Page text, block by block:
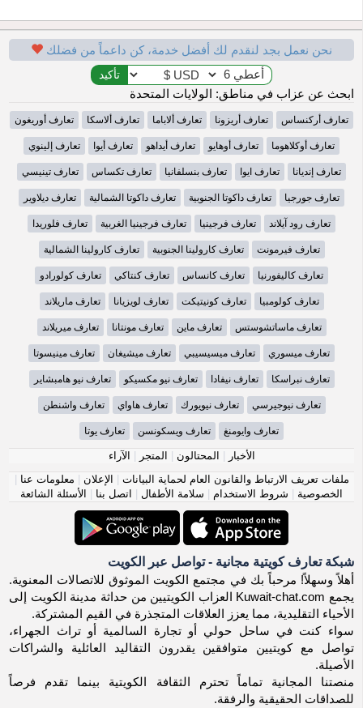
نحن نعمل بجد لنقدم لك أفضل خدمة، كن داعماً من فضلك
ابحث عن عزاب في مناطق: الولايات المتحدة
تعارف أركنساس تعارف أريزونا تعارف ألاباما تعارف ألاسكا تعارف أوريغون
تعارف أوكلاهوما تعارف أوهايو تعارف أيداهو تعارف أيوا تعارف إلينوي
تعارف إنديانا تعارف ايوا تعارف بنسلفانيا تعارف تكساس تعارف تينيسي
تعارف جورجيا تعارف داكوتا الجنوبية تعارف داكوتا الشمالية تعارف ديلاوير
تعارف رود آيلاند تعارف فرجينيا تعارف فرجينيا الغربية تعارف فلوريدا
تعارف فيرمونت تعارف كارولينا الجنوبية تعارف كارولينا الشمالية
تعارف كاليفورنيا تعارف كانساس تعارف كنتاكي تعارف كولورادو
تعارف كولومبيا تعارف كونيتيكت تعارف لويزيانا تعارف ماريلاند
تعارف ماساتشوستس تعارف ماين تعارف مونتانا تعارف ميريلاند
تعارف ميسوري تعارف ميسيسيبي تعارف ميشيغان تعارف مينيسوتا
تعارف نبراسكا تعارف نيفادا تعارف نيو مكسيكو تعارف نيو هامبشاير
تعارف نيوجيرسي تعارف نيويورك تعارف هاواي تعارف واشنطن
تعارف وايومنغ تعارف ويسكونسن تعارف يوتا
الأخبار | المحتالون | المتجر | الآراء
ملفات تعريف الارتباط والقانون العام لحماية البيانات | الإعلان | معلومات عنا |
الخصوصية | شروط الاستخدام | سلامة الأطفال | اتصل بنا | الأسئلة الشائعة
شبكة تعارف كويتية مجانية - تواصل عبر الكويت
أهلاً وسهلاً! مرحباً بك في مجتمع الكويت الموثوق للاتصالات المعنوية.
يجمع Kuwait-chat.com العزاب الكويتيين من حداثة مدينة الكويت إلى
الأحياء التقليدية، مما يعزز العلاقات المتجذرة في القيم المشتركة.
سواء كنت في ساحل حولي أو تجارة السالمية أو تراث الجهراء،
تواصل مع كويتيين متوافقين يقدرون التقاليد العائلية والشراكات
الأصيلة.
منصتنا المجانية تماماً تحترم الثقافة الكويتية بينما تقدم فرصاً
للصداقات الحقيقية والرفقة.